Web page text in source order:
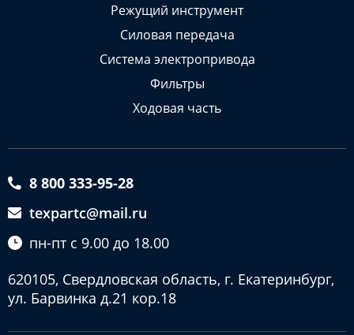
Режущий инструмент
Силовая передача
Система электропривода
Фильтры
Ходовая часть
8 800 333-95-28
texpartc@mail.ru
пн-пт с 9.00 до 18.00
620105, Свердловская область, г. Екатеринбург,
ул. Барвинка д.21 кор.18